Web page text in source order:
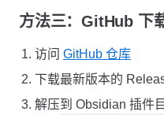
方法三：GitHub 下
访问 GitHub 仓库
下载最新版本的
解压到 Obsidian 插件目